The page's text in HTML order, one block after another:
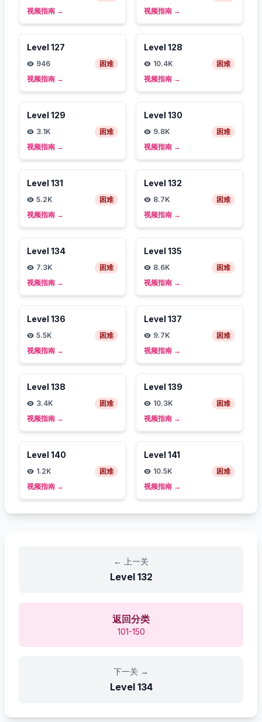
视频指南 → 视频指南 →
Level 127
946
困难
视频指南 →
Level 128
10.4K
困难
视频指南 →
Level 129
3.1K
困难
视频指南 →
Level 130
9.8K
困难
视频指南 →
Level 131
5.2K
困难
视频指南 →
Level 132
8.7K
困难
视频指南 →
Level 134
7.3K
困难
视频指南 →
Level 135
8.6K
困难
视频指南 →
Level 136
5.5K
困难
视频指南 →
Level 137
9.7K
困难
视频指南 →
Level 138
3.4K
困难
视频指南 →
Level 139
10.3K
困难
视频指南 →
Level 140
1.2K
困难
视频指南 →
Level 141
10.5K
困难
视频指南 →
← 上一关
Level 132
返回分类
101-150
下一关 →
Level 134